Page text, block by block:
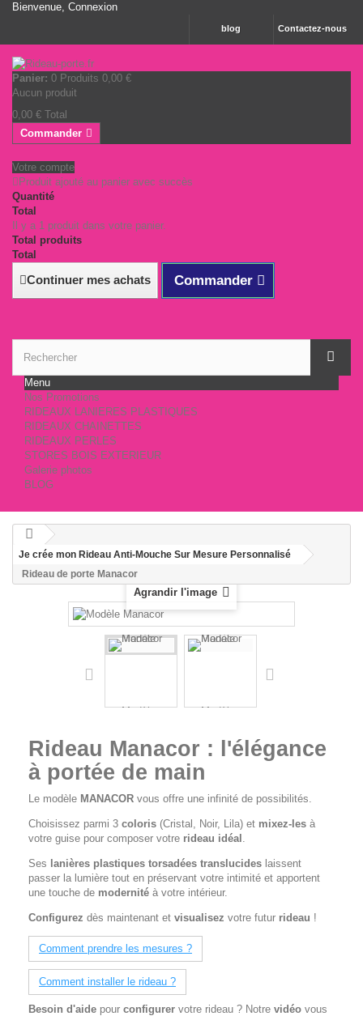
Bienvenue, Connexion
Contactez-nous
blog
Panier: 0 Produits 0,00 €
Aucun produit
0,00 € Total
Commander
Votre compte
Produit ajouté au panier avec succès
Quantité
Total
Il y a 1 produit dans votre panier.
Total produits
Total
Continuer mes achats Commander
Menu
Nos Promotions
RIDEAUX LANIERES PLASTIQUES
RIDEAUX CHAINETTES
RIDEAUX PERLES
STORES BOIS EXTERIEUR
Galerie photos
BLOG
Je crée mon Rideau Anti-Mouche Sur Mesure Personnalisé
Rideau de porte Manacor
Agrandir l'image
Rideau Manacor : l'élégance
à portée de main
Le modèle MANACOR vous offre une infinité de possibilités.
Choisissez parmi 3 coloris (Cristal, Noir, Lila) et mixez-les à
votre guise pour composer votre rideau idéal
Ses lanières plastiques torsadées translucides laissent
passer la lumière tout en préservant votre intimité et apportent
une touche de modernité à votre intérieur.
Configurez dès maintenant et visualisez votre futur rideau !
Comment prendre les mesures ?
Comment installer le rideau ?
Besoin d'aide pour configurer votre rideau ? Notre vidéo vous